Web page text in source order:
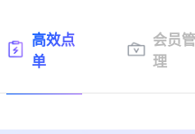
高效点
单
会员管
理